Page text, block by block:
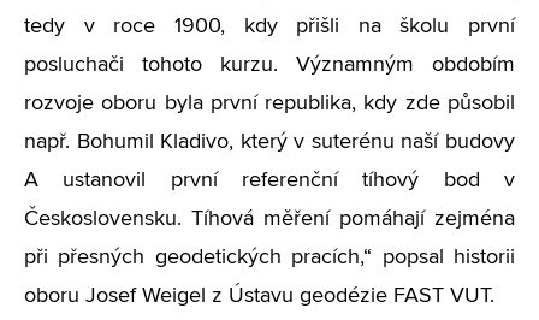
tedy v roce 1900, kdy přišli na školu první
posluchači tohoto kurzu. Významným obdobím
rozvoje oboru byla první republika, kdy zde působil
např. Bohumil Kladivo, který v suterénu naší budovy
A ustanovil první referenční tíhový bod v
Československu. Tíhová měření pomáhají zejména
při přesných geodetických pracích,“ popsal historii
oboru Josef Weigel z Ústavu geodézie FAST VUT.